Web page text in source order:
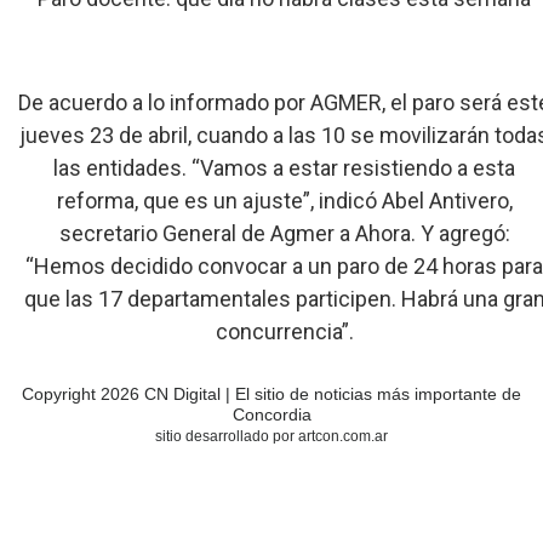
De acuerdo a lo informado por AGMER, el paro será
jueves 23 de abril, cuando a las 10 se movilizarán
las entidades. “Vamos a estar resistiendo a esta
reforma, que es un ajuste”, indicó Abel Antivero,
secretario General de Agmer a Ahora. Y agregó:
“Hemos decidido convocar a un paro de 24 horas para
que las 17 departamentales participen. Habrá una
concurrencia”.
Copyright 2026 CN Digital | El sitio de noticias más importante de
Concordia
sitio desarrollado por artcon.com.ar